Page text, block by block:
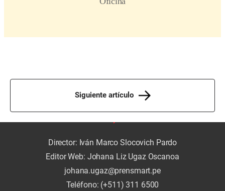
Siguiente artículo
Director: Iván Marco Slocovich Pardo
Editor Web: Johana Liz Ugaz Oscanoa
johana.ugaz@prensmart.pe
Teléfono: (+511) 311 6500